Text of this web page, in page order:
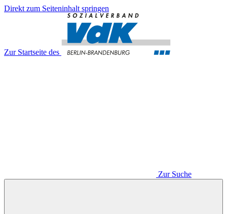
Direkt zum Seiteninhalt springen
Zur Startseite des
Zur Suche